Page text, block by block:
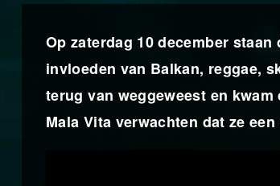
Op zaterdag 10 december
invloeden van Balkan, reggae,
terug van weggeweest en
Mala Vita verwachten dat ze